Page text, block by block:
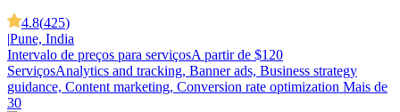
4.8(425)
|Pune, India
Intervalo de preços para serviçosA partir de $120
ServiçosAnalytics and tracking, Banner ads, Business strategy
guidance, Content marketing, Conversion rate optimization Mais de
30